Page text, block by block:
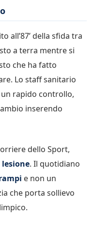
all’87’ della sfida tra
a terra mentre si
che ha fatto
Lo staff sanitario
rapido controllo,
inserendo
dello Sport,
. Il quotidiano
e non un
che porta sollievo